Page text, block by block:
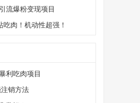
流爆粉变现项目
肉！机动性超强！
利吃肉项目
销方法